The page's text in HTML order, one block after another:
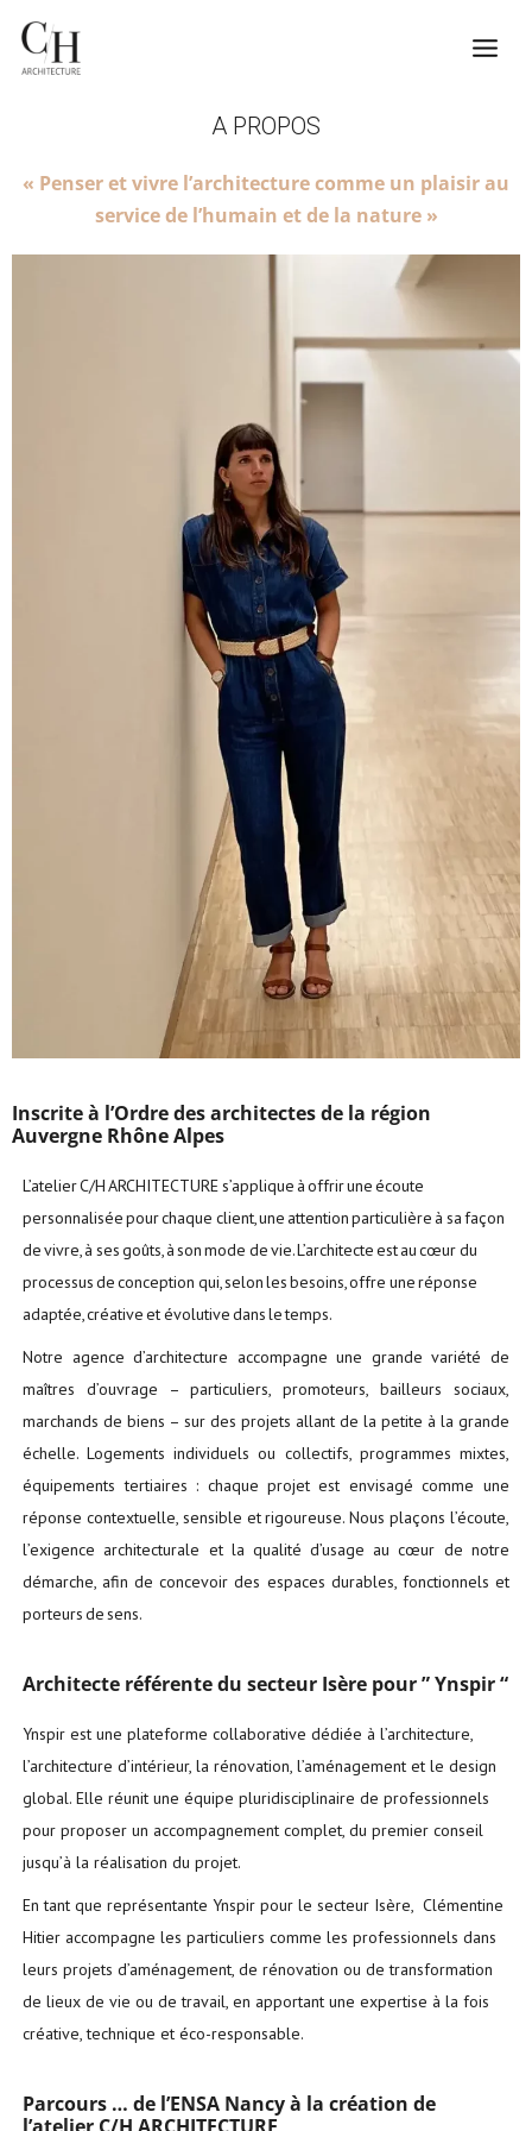
au
contenu
A PROPOS
« Penser et vivre l’architecture comme un plaisir au
service de l’humain et de la nature »
Inscrite à l’Ordre des architectes de la région
Auvergne Rhône Alpes
L’atelier C/H ARCHITECTURE s’applique à offrir une écoute
personnalisée pour chaque client, une attention particulière à sa façon
de vivre, à ses goûts, à son mode de vie. L’architecte est au cœur du
processus de conception qui, selon les besoins, offre une réponse
adaptée, créative et évolutive dans le temps.
Notre agence d’architecture accompagne une grande variété de
maîtres d’ouvrage – particuliers, promoteurs, bailleurs sociaux,
marchands de biens – sur des projets allant de la petite à la grande
échelle. Logements individuels ou collectifs, programmes mixtes,
équipements tertiaires : chaque projet est envisagé comme une
réponse contextuelle, sensible et rigoureuse. Nous plaçons l’écoute,
l’exigence architecturale et la qualité d’usage au cœur de notre
démarche, afin de concevoir des espaces durables, fonctionnels et
porteurs de sens.
Architecte référente du secteur Isère pour ” Ynspir “
Ynspir est une plateforme collaborative dédiée à l’architecture,
l’architecture d’intérieur, la rénovation, l’aménagement et le design
global. Elle réunit une équipe pluridisciplinaire de professionnels
pour proposer un accompagnement complet, du premier conseil
jusqu’à la réalisation du projet.
En tant que représentante Ynspir pour le secteur Isère, Clémentine
Hitier accompagne les particuliers comme les professionnels dans
leurs projets d’aménagement, de rénovation ou de transformation
de lieux de vie ou de travail, en apportant une expertise à la fois
créative, technique et éco-responsable.
Parcours … de l’ENSA Nancy à la créationde